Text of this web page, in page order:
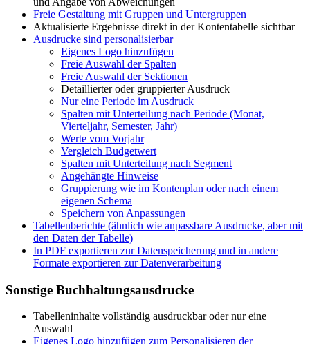
Freie Gestaltung mit Gruppen und Untergruppen
Aktualisierte Ergebnisse direkt in der Kontentabelle sichtbar
Ausdrucke sind personalisierbar
Eigenes Logo hinzufügen
Freie Auswahl der Spalten
Freie Auswahl der Sektionen
Detaillierter oder gruppierter Ausdruck
Nur eine Periode im Ausdruck
Spalten mit Unterteilung nach Periode (Monat,
Vierteljahr, Semester, Jahr)
Werte vom Vorjahr
Vergleich Budgetwert
Spalten mit Unterteilung nach Segment
Angehängte Hinweise
Gruppierung wie im Kontenplan oder nach einem
eigenen Schema
Speichern von Anpassungen
Tabellenberichte (ähnlich wie anpassbare Ausdrucke, aber mit
den Daten der Tabelle)
In PDF exportieren zur Datenspeicherung und in andere
Formate exportieren zur Datenverarbeitung
Sonstige Buchhaltungsausdrucke
Tabelleninhalte vollständig ausdruckbar oder nur eine
Auswahl
Eigenes Logo hinzufügen zum Personalisieren der